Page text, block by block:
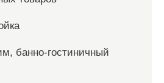
банно-гостиничный